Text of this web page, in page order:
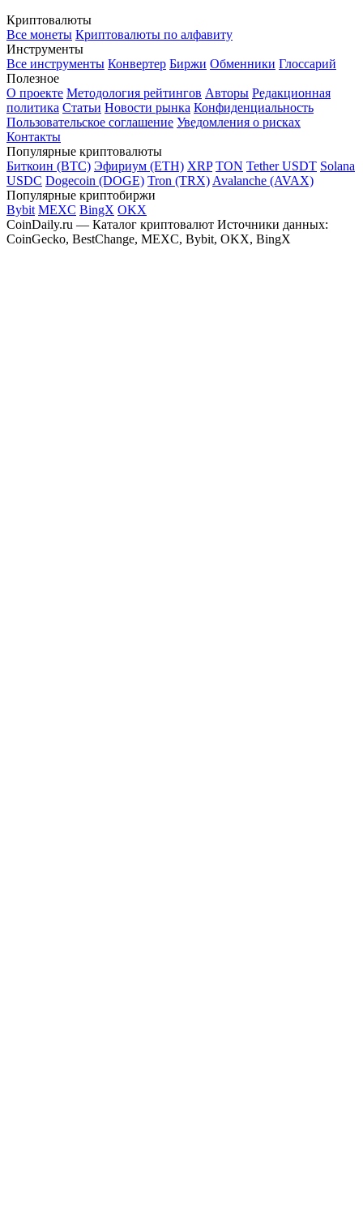
Криптовалюты
Все монеты Криптовалюты по алфавиту
Инструменты
Все инструменты Конвертер Биржи Обменники Глоссарий
Полезное
О проекте Методология рейтингов Авторы Редакционная
политика Статьи Новости рынка Конфиденциальность
Пользовательское соглашение Уведомления о рисках
Контакты
Популярные криптовалюты
Биткоин (BTC) Эфириум (ETH) XRP TON Tether USDT Solana
USDC Dogecoin (DOGE) Tron (TRX) Avalanche (AVAX)
Популярные криптобиржи
Bybit MEXC BingX OKX
CoinDaily.ru — Каталог криптовалют Источники данных:
CoinGecko, BestChange, MEXC, Bybit, OKX, BingX